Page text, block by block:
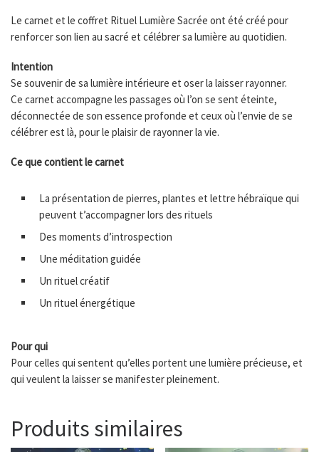
Le carnet et le coffret Rituel Lumière Sacrée ont été créé pour
renforcer son lien au sacré et célébrer sa lumière au quotidien.
Intention
Se souvenir de sa lumière intérieure et oser la laisser rayonner.
Ce carnet accompagne les passages où l’on se sent éteinte,
déconnectée de son essence profonde et ceux où l’envie de se
célébrer est là, pour le plaisir de rayonner la vie.
Ce que contient le carnet
La présentation de pierres, plantes et lettre hébraïque qui
peuvent t’accompagner lors des rituels
Des moments d’introspection
Une méditation guidée
Un rituel créatif
Un rituel énergétique
Pour qui
Pour celles qui sentent qu’elles portent une lumière précieuse, et
qui veulent la laisser se manifester pleinement.
Produits similaires